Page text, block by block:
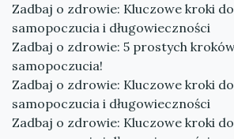
Zadbaj o zdrowie: Kluczowe kroki
samopoczucia i długowieczności
Zadbaj o zdrowie: 5 prostych
samopoczucia!
Zadbaj o zdrowie: Kluczowe kroki
samopoczucia i długowieczności
Zadbaj o zdrowie: Kluczowe kroki